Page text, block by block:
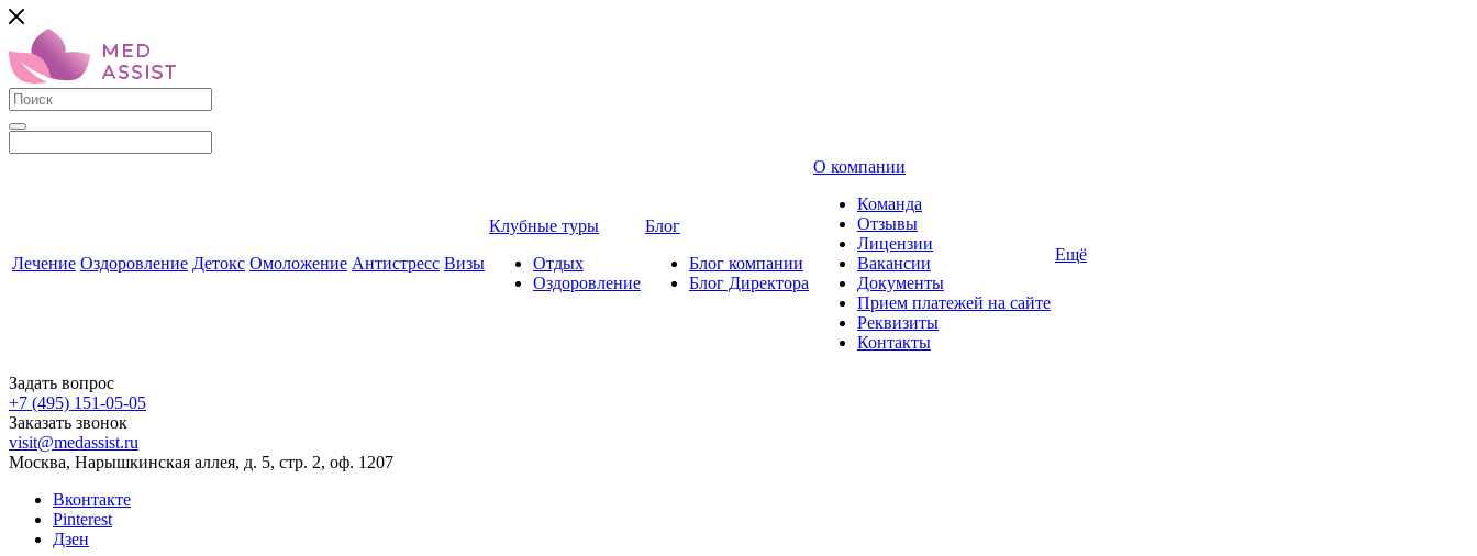
Лечение Оздоровление Детокс Омоложение Антистресс Визы
Клубные туры
Отдых
Оздоровление
Блог
Блог компании
Блог Директора
О компании
Команда
Отзывы
Лицензии
Вакансии
Документы
Прием платежей на сайте
Реквизиты
Контакты
Ещё
Задать вопрос
+7 (495) 151-05-05
Заказать звонок
visit@medassist.ru
Москва, Нарышкинская аллея, д. 5, стр. 2, оф. 1207
Вконтакте
Pinterest
Дзен